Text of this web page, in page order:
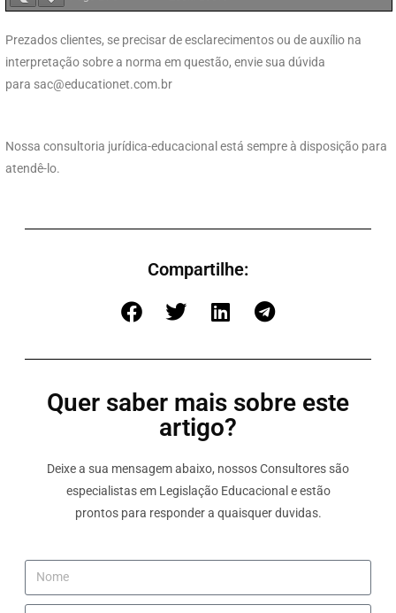
Prezados clientes, se precisar de esclarecimentos ou de auxílio na
interpretação sobre a norma em questão, envie sua dúvida
para sac@educationet.com.br
Nossa consultoria jurídica-educacional está sempre à disposição para
atendê-lo.
Compartilhe:
Quer saber mais sobre este
artigo?
Deixe a sua mensagem abaixo, nossos Consultores são
especialistas em Legislação Educacional e estão
prontos para responder a quaisquer duvidas.